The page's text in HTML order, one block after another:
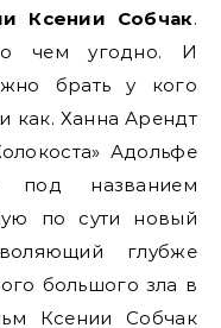
Ксении Собчак.
о чем угодно. И
брать у кого
как. Ханна Арендт
Адольфе
под названием
по сути новый
глубже
большого зла в
Ксении Собчак